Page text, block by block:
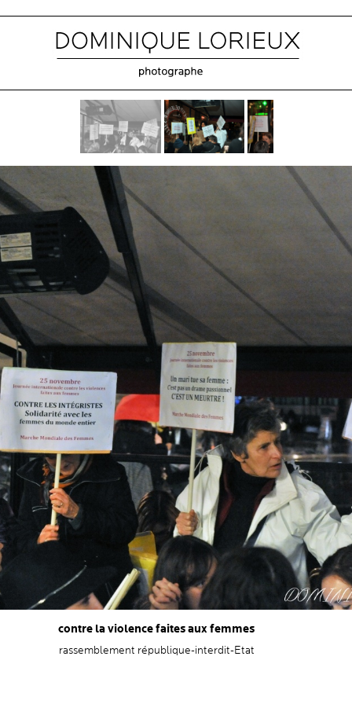
contre la violence faites aux femmes
rassemblement république-interdit-Etat